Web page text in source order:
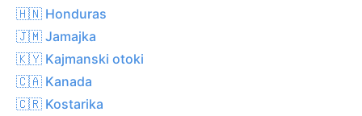
🇭🇳 Honduras
🇯🇲 Jamajka
🇰🇾 Kajmanski otoki
🇨🇦 Kanada
🇨🇷 Kostarika